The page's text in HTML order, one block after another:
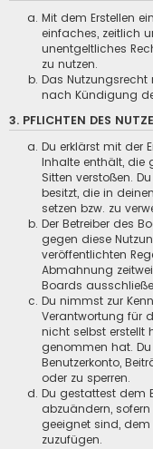
Mit dem Erstellen
einfaches, zeitlich
unentgeltliches
zu nutzen.
Das Nutzungsrecht
nach Kündigung
3. PFLICHTEN DES
Du erklärst mit der
Inhalte enthält, die
Sitten verstoßen.
besitzt, die in
setzen bzw. zu
Der Betreiber des
gegen diese
veröffentlichten
Abmahnung
Boards
Du nimmst zur
Verantwortung für
nicht selbst erstellt
genommen hat.
Benutzerkonto,
oder zu sperren.
Du gestattest dem
abzuändern,
geeignet sind, dem
zuzufügen.